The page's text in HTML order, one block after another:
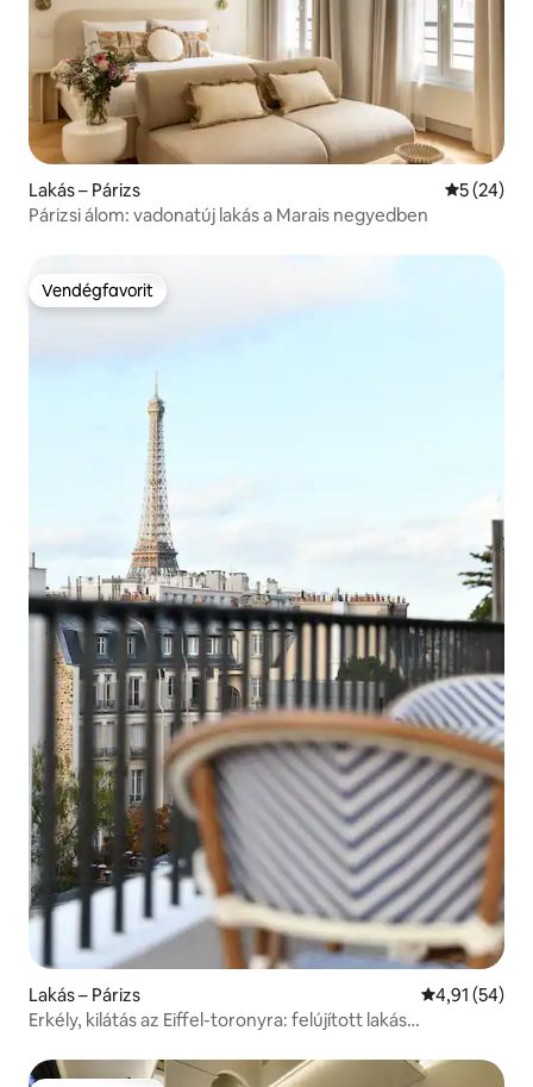
Lakás – Párizs Átlagos
5 (24)
Párizsi álom: vadonatúj lakás a Marais negyedben
Vendégfavorit
Vendégfavorit
Lakás – Párizs Átlagos
4,91 (54)
Erkély, kilátás az Eiffel-toronyra: felújított lakás